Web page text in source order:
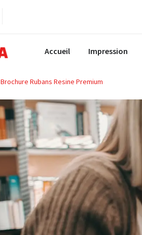
Accueil Impression
Brochure Rubans Resine Premium